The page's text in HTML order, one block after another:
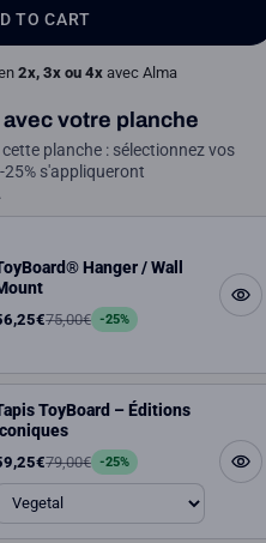
TO CART
2x, 3x ou 4x avec Alma
votre planche
planche : sélectionnez vos
s'appliqueront
Hanger / Wall
75,00€ -25%
ToyBoard – Éditions
79,00€ -25%